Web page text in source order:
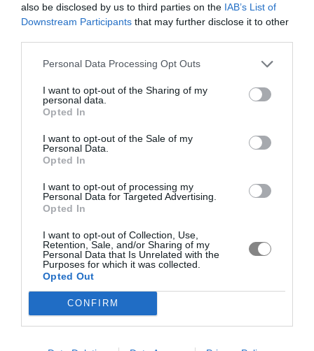
also be disclosed by us to third parties on the IAB’s List of
Downstream Participants that may further disclose it to other
Personal Data Processing Opt Outs
I want to opt-out of the Sharing of my
personal data.
Opted In
I want to opt-out of the Sale of my
Personal Data.
Opted In
I want to opt-out of processing my
Personal Data for Targeted Advertising.
Opted In
I want to opt-out of Collection, Use,
Retention, Sale, and/or Sharing of my
Personal Data that Is Unrelated with the
Purposes for which it was collected.
Opted Out
CONFIRM